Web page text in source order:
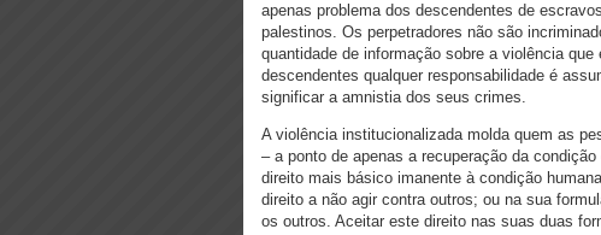
apenas problema dos descendentes de
palestinos. Os perpetradores não são
quantidade de informação sobre a violência
descendentes qualquer responsabilidade é
significar a amnistia dos seus crimes.
A violência institucionalizada molda quem as
– a ponto de apenas a recuperação da
direito mais básico imanente à condição
direito a não agir contra outros; ou na sua
os outros. Aceitar este direito nas suas duas